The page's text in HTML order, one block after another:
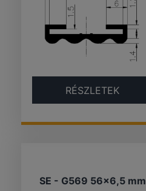
RÉSZLETEK
SE - G569 56×6,5 mm